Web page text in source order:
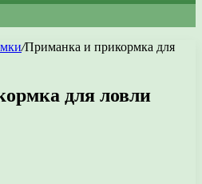
/Приманка и прикормка для
для ловли